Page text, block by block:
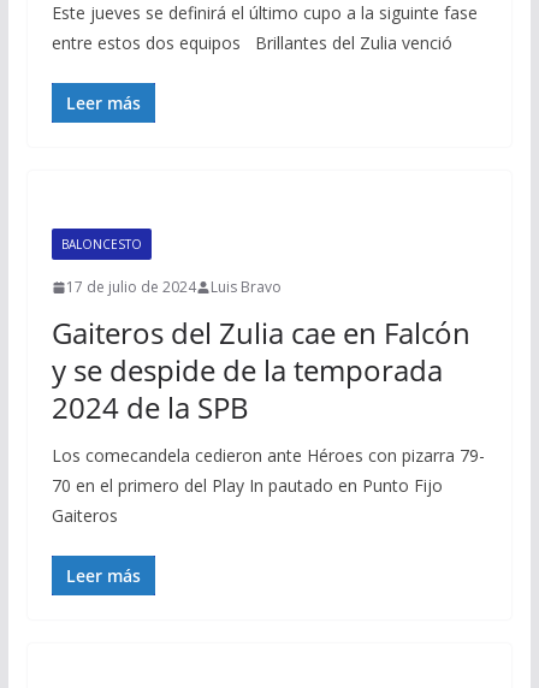
Este jueves se definirá el último cupo a la siguinte fase
entre estos dos equipos Brillantes del Zulia venció
Leer más
BALONCESTO
17 de julio de 2024 Luis Bravo
Gaiteros del Zulia cae en Falcón
y se despide de la temporada
2024 de la SPB
Los comecandela cedieron ante Héroes con pizarra 79-
70 en el primero del Play In pautado en Punto Fijo
Gaiteros
Leer más